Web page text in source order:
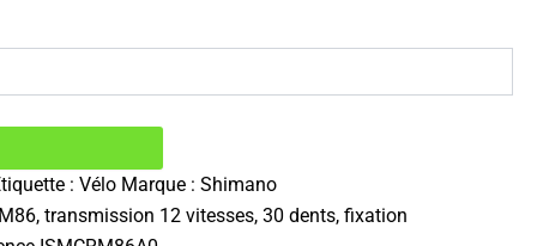
: Vélo Marque : Shimano
transmission 12 vitesses, 30 dents, fixation